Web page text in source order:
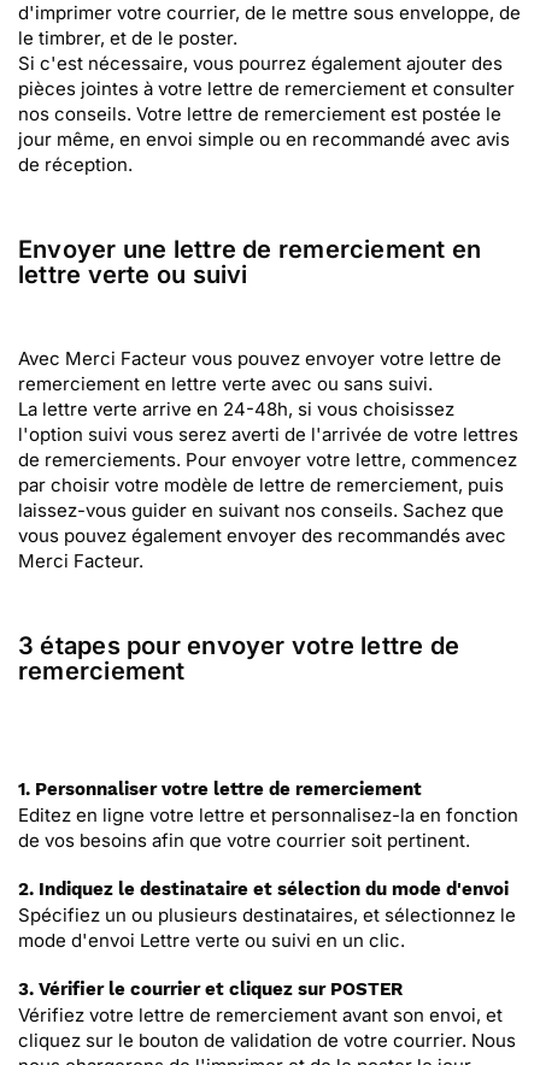
d'imprimer votre courrier, de le mettre sous enveloppe, de
le timbrer, et de le poster.
Si c'est nécessaire, vous pourrez également ajouter des
pièces jointes à votre lettre de remerciement et consulter
nos conseils. Votre lettre de remerciement est postée le
jour même, en envoi simple ou en recommandé avec avis
de réception.
Envoyer une lettre de remerciement en
lettre verte ou suivi
Avec Merci Facteur vous pouvez envoyer votre lettre de
remerciement en lettre verte avec ou sans suivi.
La lettre verte arrive en 24-48h, si vous choisissez
l'option suivi vous serez averti de l'arrivée de votre lettres
de remerciements. Pour envoyer votre lettre, commencez
par choisir votre modèle de lettre de remerciement, puis
laissez-vous guider en suivant nos conseils. Sachez que
vous pouvez également envoyer des recommandés avec
Merci Facteur.
3 étapes pour envoyer votre lettre de
remerciement
1. Personnaliser votre lettre de remerciement
Editez en ligne votre lettre et personnalisez-la en fonction
de vos besoins afin que votre courrier soit pertinent.
2. Indiquez le destinataire et sélection du mode d'envoi
Spécifiez un ou plusieurs destinataires, et sélectionnez le
mode d'envoi Lettre verte ou suivi en un clic.
3. Vérifier le courrier et cliquez sur POSTER
Vérifiez votre lettre de remerciement avant son envoi, et
cliquez sur le bouton de validation de votre courrier. Nous